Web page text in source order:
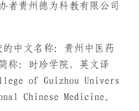
者贵州德为科教有限公司
的中文名称：贵州中医药
称：时珍学院。英文译
of Guizhou Univers
Chinese Medicine。